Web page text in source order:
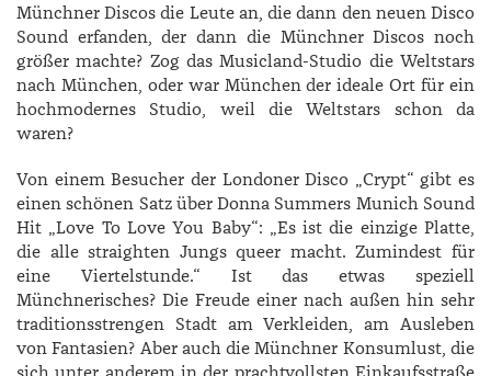
Münchner Discos die Leute an, die dann den neuen Disco
Sound erfanden, der dann die Münchner Discos noch
größer machte? Zog das Musicland-Studio die Weltstars
nach München, oder war München der ideale Ort für ein
hochmodernes Studio, weil die Weltstars schon da
waren?
Von einem Besucher der Londoner Disco „Crypt“ gibt es
einen schönen Satz über Donna Summers Munich Sound
Hit „Love To Love You Baby“: „Es ist die einzige Platte,
die alle straighten Jungs queer macht. Zumindest für
eine Viertelstunde.“ Ist das etwas speziell
Münchnerisches? Die Freude einer nach außen hin sehr
traditionsstrengen Stadt am Verkleiden, am Ausleben
von Fantasien? Aber auch die Münchner Konsumlust, die